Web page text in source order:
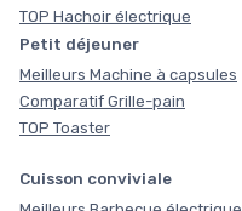
TOP Hachoir électrique
Petit déjeuner
Meilleurs Machine à capsules
Comparatif Grille-pain
TOP Toaster
Cuisson conviviale